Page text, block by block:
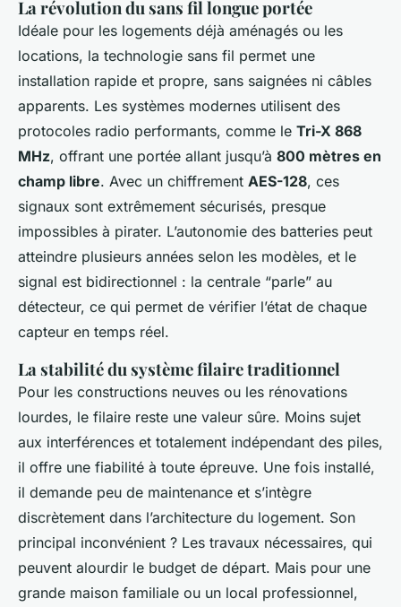
La révolution du sans fil longue portée
Idéale pour les logements déjà aménagés ou les
locations, la technologie sans fil permet une
installation rapide et propre, sans saignées ni câbles
apparents. Les systèmes modernes utilisent des
protocoles radio performants, comme le Tri-X 868
MHz, offrant une portée allant jusqu’à 800 mètres en
champ libre. Avec un chiffrement AES-128, ces
signaux sont extrêmement sécurisés, presque
impossibles à pirater. L’autonomie des batteries peut
atteindre plusieurs années selon les modèles, et le
signal est bidirectionnel : la centrale “parle” au
détecteur, ce qui permet de vérifier l’état de chaque
capteur en temps réel.
La stabilité du système filaire traditionnel
Pour les constructions neuves ou les rénovations
lourdes, le filaire reste une valeur sûre. Moins sujet
aux interférences et totalement indépendant des piles,
il offre une fiabilité à toute épreuve. Une fois installé,
il demande peu de maintenance et s’intègre
discrètement dans l’architecture du logement. Son
principal inconvénient ? Les travaux nécessaires, qui
peuvent alourdir le budget de départ. Mais pour une
grande maison familiale ou un local professionnel,